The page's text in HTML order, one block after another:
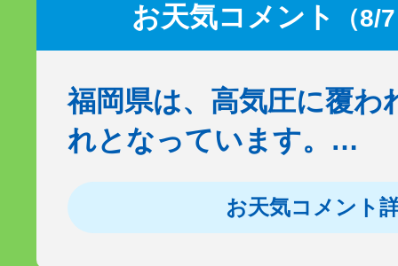
お天気コメント （8/
福岡県は、高気圧に覆わ
れとなっています。…
お天気コメント